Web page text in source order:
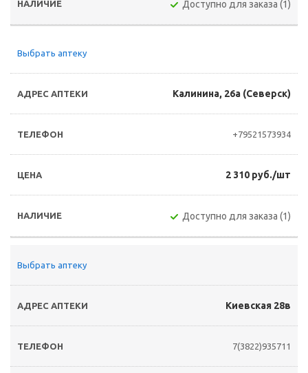
Доступно для заказа (1)
Выбрать аптеку
Калинина, 26а (Северск)
+79521573934
2 310 руб./шт
Доступно для заказа (1)
Выбрать аптеку
Киевская 28в
7(3822)935711